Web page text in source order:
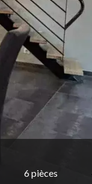
6 pièces